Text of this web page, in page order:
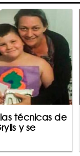
técnicas de
y se